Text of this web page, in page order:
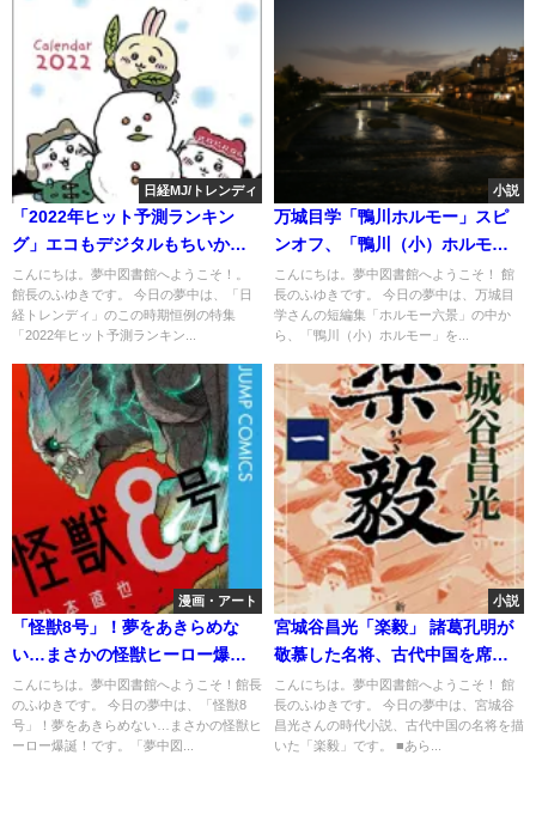
日経MJ/トレンディ
「2022年ヒット予測ランキン
グ」エコもデジタルもちいかわ
も⁉
こんにちは。夢中図書館へようこそ！。
館長のふゆきです。 今日の夢中は、「日
経トレンディ」のこの時期恒例の特集
「2022年ヒット予測ランキン...
小説
万城目学「鴨川ホルモー」スピ
ンオフ、「鴨川（小）ホルモ
ー」
こんにちは。夢中図書館へようこそ！ 館
長のふゆきです。 今日の夢中は、万城目
学さんの短編集「ホルモー六景」の中か
ら、「鴨川（小）ホルモー」を...
漫画・アート
「怪獣8号」！夢をあきらめな
い…まさかの怪獣ヒーロー爆
誕！
こんにちは。夢中図書館へようこそ！館長
のふゆきです。 今日の夢中は、「怪獣8
号」！夢をあきらめない…まさかの怪獣ヒ
ーロー爆誕！です。「夢中図...
小説
宮城谷昌光「楽毅」 諸葛孔明が
敬慕した名将、古代中国を席巻
す！
こんにちは。夢中図書館へようこそ！ 館
長のふゆきです。 今日の夢中は、宮城谷
昌光さんの時代小説、古代中国の名将を描
いた「楽毅」です。 ■あら...